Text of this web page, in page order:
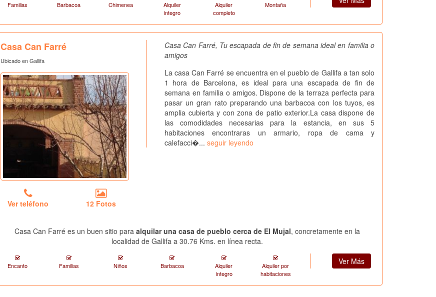
Familias Barbacoa Chimenea
Alquiler
íntegro
Alquiler
completo
Montaña
Casa Can Farré
Ubicado en Gallifa
Ver teléfono 12 Fotos
Casa Can Farré, Tu escapada de fin de semana ideal en familia o
amigos
La casa Can Farré se encuentra en el pueblo de Gallifa a tan solo
1 hora de Barcelona, es ideal para una escapada de fin de
semana en familia o amigos. Dispone de la terraza perfecta para
pasar un gran rato preparando una barbacoa con los tuyos, es
amplia cubierta y con zona de patio exterior.La casa dispone de
las comodidades necesarias para la estancia, en sus 5
habitaciones encontraras un armario, ropa de cama y
calefacci�... seguir leyendo
Casa Can Farré es un buen sitio paraalquilar una casa de pueblo cerca de El Mujal, concretamente en la
localidad de Gallifa a 30.76 Kms. en línea recta.
Encanto Familias Niños Barbacoa
Alquiler
íntegro
Alquiler por
habitaciones
Ver Más